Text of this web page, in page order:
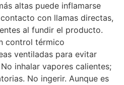
altas puede inflamarse
con llamas directas,
al fundir el producto.
control térmico
ventiladas para evitar
inhalar vapores calientes;
No ingerir. Aunque es